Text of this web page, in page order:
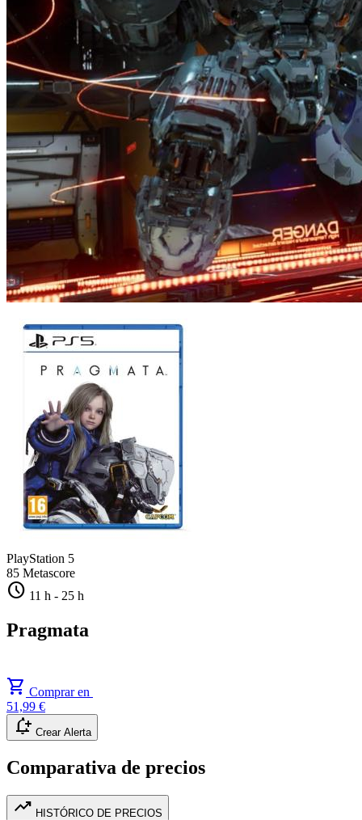
PlayStation 5
85 Metascore
schedule 11 h - 25 h
Pragmata
shopping_cart Comprar en
51,99 €
notification_add Crear Alerta
Comparativa de precios
trending_up HISTÓRICO DE PRECIOS